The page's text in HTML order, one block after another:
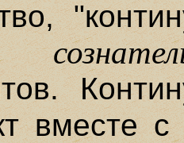
вместе